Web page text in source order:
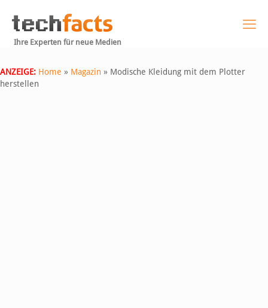
Ihre Experten für neue Medien
ANZEIGE: Home » Magazin » Modische Kleidung mit dem Plotter
herstellen